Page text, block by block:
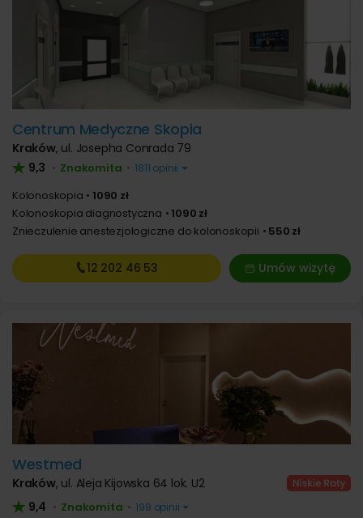
Centrum Medyczne Skopia
Kraków, ul. Josepha Conrada 79
9,3 • Znakomita • 1811 opinii
Kolonoskopia
1090 zł
Kolonoskopia diagnostyczna
1090 zł
Znieczulenie anestezjologiczne do kolonoskopii
550 zł
Umów wizytę
12 202 46 53
Westmed
Kraków, ul. Aleja Kijowska 64 lok. U2
9,4 • Znakomita • 199 opinii